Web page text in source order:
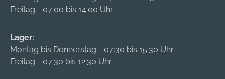
Freitag - 07:00 bis 14:00 Uhr
Lager:
Montag bis Donnerstag - 07:30 bis 15:30 Uhr
Freitag - 07:30 bis 12:30 Uhr